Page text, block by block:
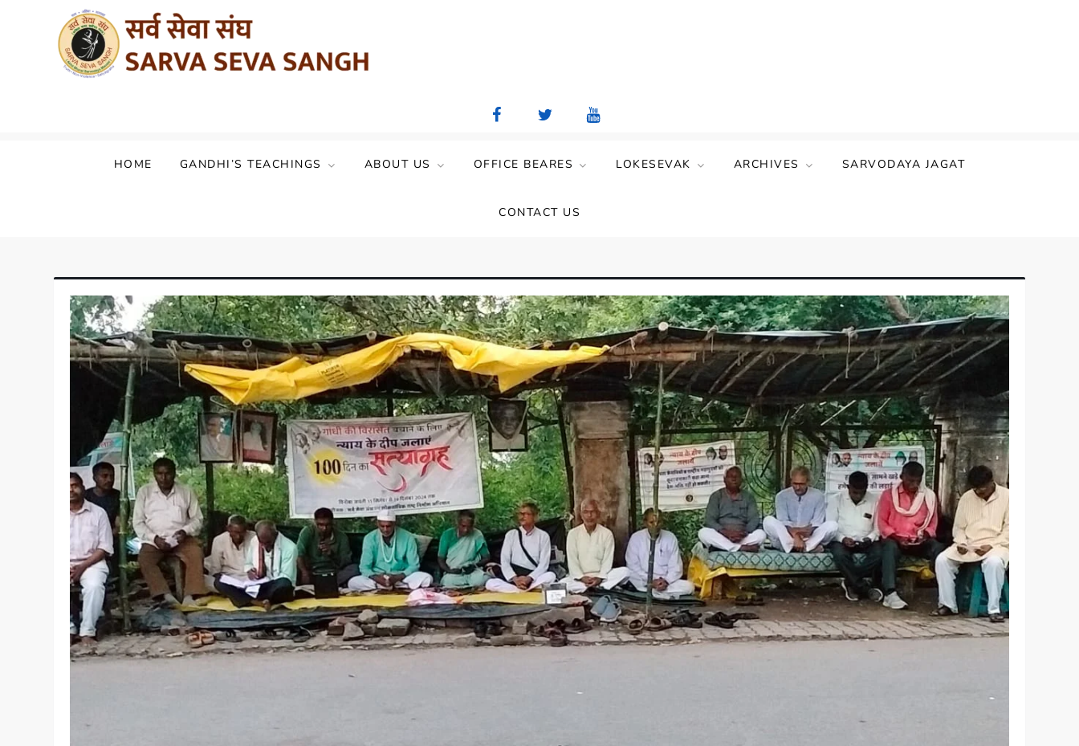
HOME GANDHI’S TEACHINGS ABOUT US OFFICE BEARES LOKESEVAK ARCHIVES SARVODAYA JAGAT
CONTACT US